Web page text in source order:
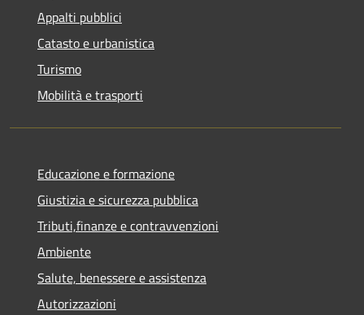
Appalti pubblici
Catasto e urbanistica
Turismo
Mobilità e trasporti
Educazione e formazione
Giustizia e sicurezza pubblica
Tributi,finanze e contravvenzioni
Ambiente
Salute, benessere e assistenza
Autorizzazioni